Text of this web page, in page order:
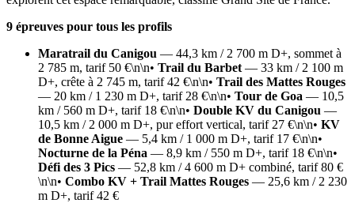
9 épreuves pour tous les profils
Maratrail du Canigou — 44,3 km / 2 700 m D+, sommet à
2 785 m, tarif 50 €\n\n• Trail du Barbet — 33 km / 2 100 m
D+, crête à 2 745 m, tarif 42 €\n\n• Trail des Mattes Rouges
— 20 km / 1 230 m D+, tarif 28 €\n\n• Tour de Goa — 10,5
km / 560 m D+, tarif 18 €\n\n• Double KV du Canigou —
10,5 km / 2 000 m D+, pur effort vertical, tarif 27 €\n\n• KV
de Bonne Aigue — 5,4 km / 1 000 m D+, tarif 17 €\n\n•
Nocturne de la Péna — 8,9 km / 550 m D+, tarif 18 €\n\n•
Défi des 3 Pics — 52,8 km / 4 600 m D+ combiné, tarif 80 €
\n\n• Combo KV + Trail Mattes Rouges — 25,6 km / 2 230
m D+, tarif 42 €